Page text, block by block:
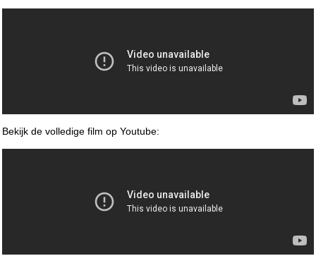
Bekijk de volledige film op Youtube: